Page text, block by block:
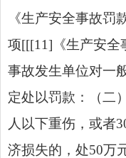
《生产安全事故罚
项[[[11]《生产安全
事故发生单位对一
定处以罚款：（二
人以下重伤，或者
济损失的，处50万